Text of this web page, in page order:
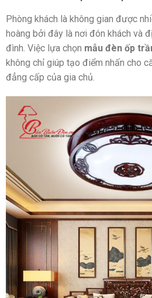
Phòng khách là không gian được
hoàng bởi đây là nơi đón khách và
đình. Việc lựa chọn mẫu đèn ốp
không chỉ giúp tạo điểm nhấn cho
đẳng cấp của gia chủ.